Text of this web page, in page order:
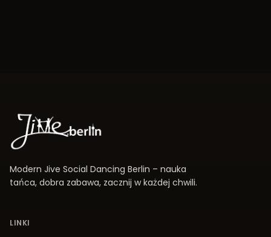
Modern Jive Social Dancing Berlin – nauka
tańca, dobra zabawa, zacznij w każdej chwili.
LINKI